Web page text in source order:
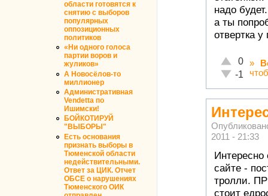
области готовятся к
снятию с выборов
популярных
оппозиционных
политиков
«Ни одного голоса
партии воров и
жуликов»
А Новосёлов-то
миллионер
Административная
Vendetta по
Ишимски!
БОЙКОТИРУЙ
"ВЫБОРЫ"
Есть основания
признать выборы в
Тюменской области
недействительными.
Ответ за ЦИК. Отчет
ОБСЕ о нарушениях
Тюменского ОИК
надо
а ты
отвертка
Отлично!
0
-1
»
2011 - 21:33
сайте -
тролли.
стоит